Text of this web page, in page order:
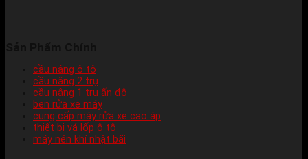
cầu nâng ô tô
cầu nâng 2 trụ
cầu nâng 1 trụ ấn độ
ben rửa xe máy
cung cấp máy rửa xe cao áp
thiết bị vá lốp ô tô
máy nén khí nhật bãi